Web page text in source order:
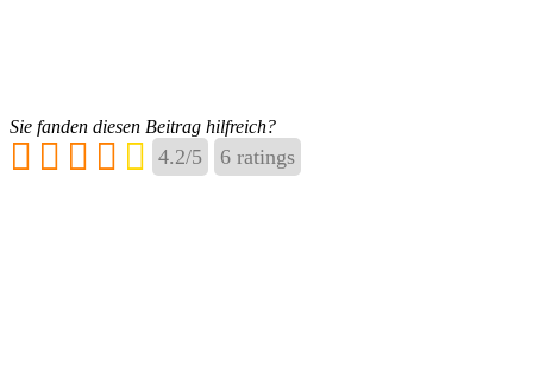
Sie fanden diesen Beitrag hilfreich?
4.2/5 6 ratings